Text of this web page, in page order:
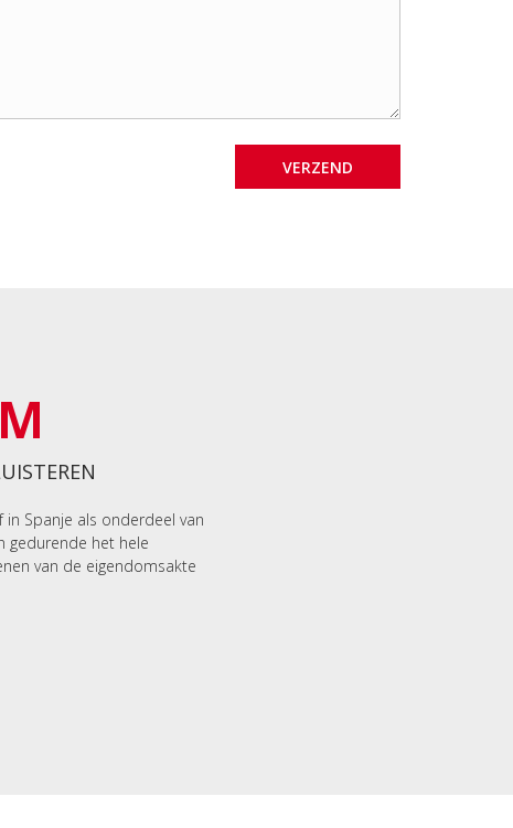
in Spanje als onderdeel van
gedurende het hele
van de eigendomsakte